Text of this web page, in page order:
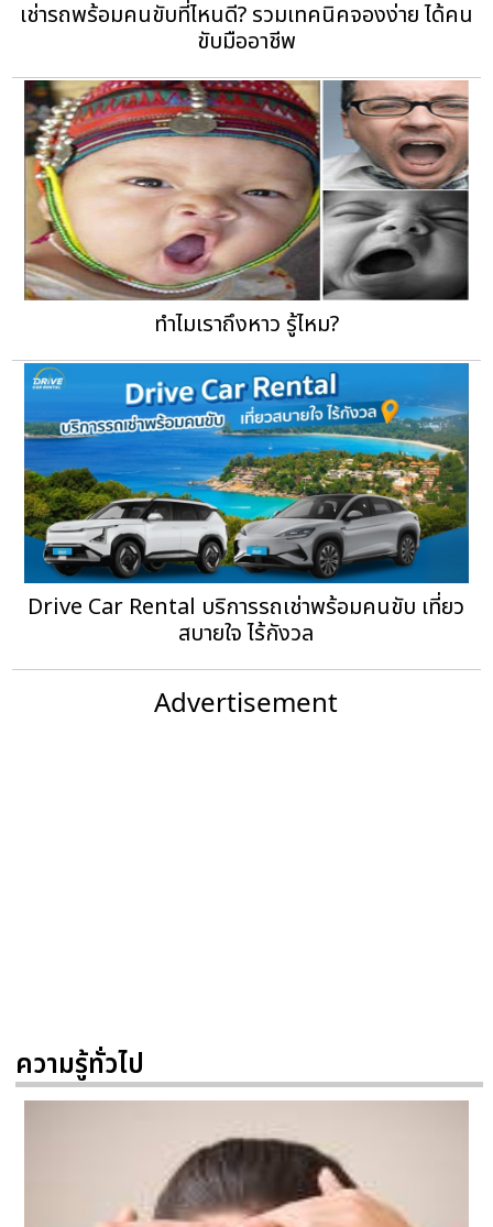
เช่ารถพร้อมคนขับที่ไหนดี? รวมเทคนิคจองง่าย ได้คน
ขับมืออาชีพ
ทำไมเราถึงหาว รู้ไหม?
Drive Car Rental บริการรถเช่าพร้อมคนขับ เที่ยว
สบายใจ ไร้กังวล
Advertisement
ความรู้ทั่วไป